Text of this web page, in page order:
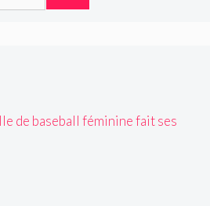
de baseball féminine fait ses